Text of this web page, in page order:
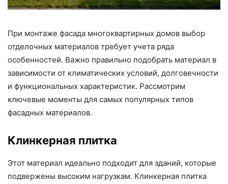
При монтаже фасада многоквартирных домов выбор
отделочных материалов требует учета ряда
особенностей. Важно правильно подобрать материал в
зависимости от климатических условий, долговечности
и функциональных характеристик. Рассмотрим
ключевые моменты для самых популярных типов
фасадных материалов.
Клинкерная плитка
Этот материал идеально подходит для зданий, которые
подвержены высоким нагрузкам. Клинкерная плитка